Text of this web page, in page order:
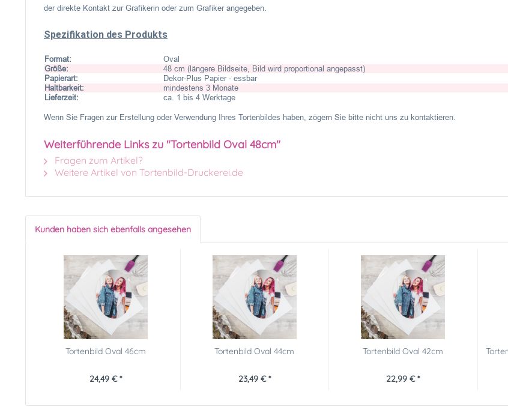
der direkte Kontakt zur Grafikerin oder zum Grafiker angegeben.
Spezifikation des Produkts
Format:
Oval
Größe:
48 cm (längere Bildseite, Bild wird proportional angepasst)
Papierart:
Dekor-Plus Papier - essbar
Haltbarkeit:
mindestens 3 Monate
Lieferzeit:
ca. 1 bis 4 Werktage
Wenn Sie Fragen zur Erstellung oder Verwendung Ihres Tortenbildes haben, zögern Sie bitte nicht uns zu kontaktieren.
Weiterführende Links zu "Tortenbild Oval 48cm"
Fragen zum Artikel?
Weitere Artikel von Tortenbild-Druckerei.de
Kunden haben sich ebenfalls angesehen
Tortenbild Oval 46cm
24,49 € *
Tortenbild Oval 44cm
23,49 € *
Tortenbild Oval 42cm
22,99 € *